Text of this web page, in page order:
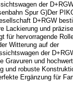
der
Spur G)Der
D+RGW
Lackierung und
für hervorragende
Witterung auf der
der
Gravuren und
und robuste
Ergänzung für